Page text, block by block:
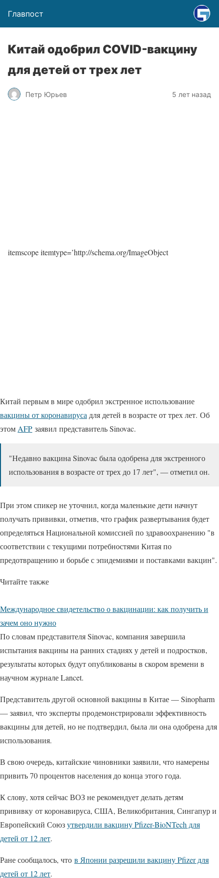
Главпост
Китай одобрил COVID-вакцину
для детей от трех лет
Петр Юрьев 5 лет назад
itemscope itemtype=’http://schema.org/ImageObject
Китай первым в мире одобрил экстренное использование
вакцины от коронавирусадля детей в возрасте от трех лет. Об
этомAFP заявил представитель Sinovac.
"Недавно вакцина Sinovac была одобрена для экстренного
использования в возрасте от трех до 17 лет", — отметил он.
При этом спикер не уточнил, когда маленькие дети начнут
получать прививки, отметив, что график развертывания будет
определяться Национальной комиссией по здравоохранению "в
соответствии с текущими потребностями Китая по
предотвращению и борьбе с эпидемиями и поставками вакцин".
Читайте также
Международное свидетельство о вакцинации: как получить и
зачем оно нужно
По словам представителя Sinovac, компания завершила
испытания вакцины на ранних стадиях у детей и подростков,
результаты которых будут опубликованы в скором времени в
научном журнале Lancet.
Представитель другой основной вакцины в Китае — Sinopharm
— заявил, что эксперты продемонстрировали эффективность
вакцины для детей, но не подтвердил, была ли она одобрена для
использования.
В свою очередь, китайские чиновники заявили, что намерены
привить 70 процентов населения до конца этого года.
К слову, хотя сейчас ВОЗ не рекомендует делать детям
прививку от коронавируса, США, Великобритания, Сингапур и
Европейский Союзутвердили вакцину Pfizer-BioNTech для
детей от 12 лет.
Ране сообщалось, что в Японии разрешили вакцину Pfizer для
детей от 12 лет.